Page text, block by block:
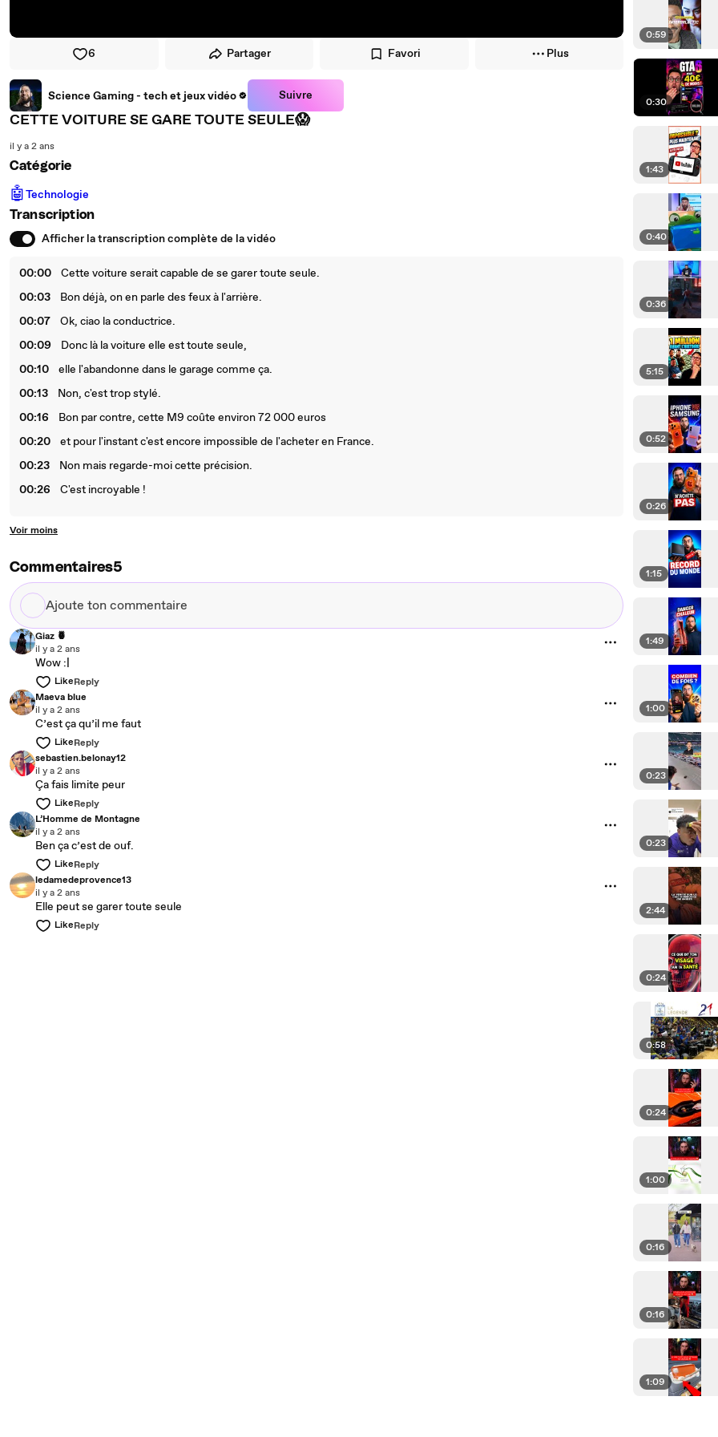
6 Partager Favori Plus
Science Gaming - tech et jeux vidéo Suivre
CETTE VOITURE SE GARE TOUTE SEULE😱
il y a 2 ans
Catégorie
🤖Technologie
Transcription
Afficher la transcription complète de la vidéo
00:00
Cette voiture serait capable de se garer toute seule.
00:03
Bon déjà, on en parle des feux à l'arrière.
00:07
Ok, ciao la conductrice.
00:09
Donc là la voiture elle est toute seule,
00:10
elle l'abandonne dans le garage comme ça.
00:13
Non, c'est trop stylé.
00:16
Bon par contre, cette M9 coûte environ 72 000 euros
00:20
et pour l'instant c'est encore impossible de l'acheter en France.
00:23
Non mais regarde-moi cette précision.
00:26
C'est incroyable !
Voir moins
Commentaires5
Ajoute
ton
commentaire
Giaz 🍍
il y a 2 ans
Wow :|
LikeReply
Maeva blue
il y a 2 ans
C’est ça qu’il me faut
LikeReply
sebastien.belonay12
il y a 2 ans
Ça fais limite peur
LikeReply
L’Homme de Montagne
il y a 2 ans
Ben ça c’est de ouf.
LikeReply
ledamedeprovence13
il y a 2 ans
Elle peut se garer toute seule
LikeReply
0:59
0:30
1:43
0:40
0:36
5:15
0:52
0:26
1:15
1:49
1:00
0:23
0:23
2:44
0:24
0:58
0:24
1:00
0:16
0:16
1:09